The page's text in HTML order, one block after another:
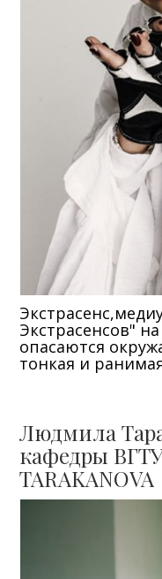
Экстрасенсов"
опасаются
тонкая и
Людмила
кафедры
TARAKANOVA